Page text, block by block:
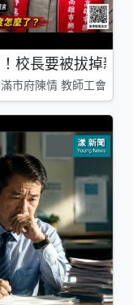
校長要被拔掉親
市府陳情 教師工會槓